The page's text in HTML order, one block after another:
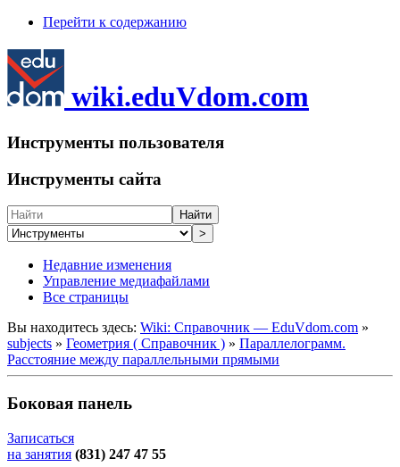
Перейти к содержанию
wiki.eduVdom.com
Инструменты пользователя
Инструменты сайта
Найти
>
Недавние изменения
Управление медиафайлами
Все страницы
Вы находитесь здесь: Wiki: Справочник — EduVdom.com »
subjects » Геометрия ( Справочник ) » Параллелограмм.
Расстояние между параллельными прямыми
Боковая панель
Записаться
на занятия (831) 247 47 55